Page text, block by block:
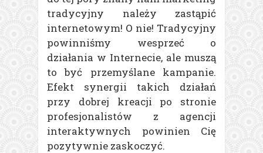
tradycyjny należy zastąpić
internetowym! O nie! Tradycyjny
powinniśmy wesprzeć o
działania w Internecie, ale muszą
to być przemyślane kampanie.
Efekt synergii takich działań
przy dobrej kreacji po stronie
profesjonalistów z agencji
interaktywnych powinien Cię
pozytywnie zaskoczyć.